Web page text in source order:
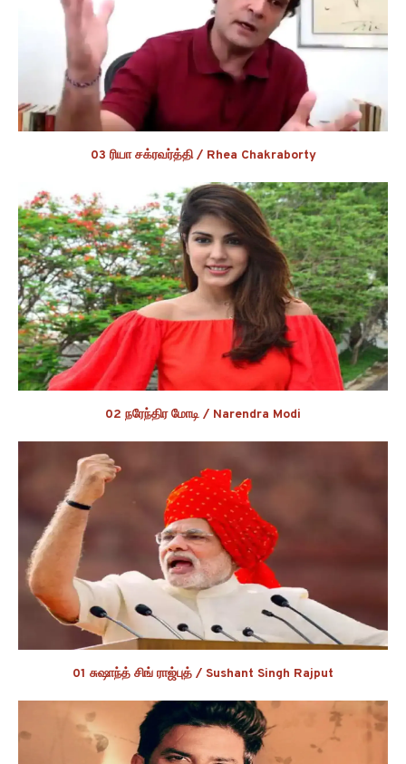
03 ரியா சக்ரவர்த்தி / Rhea Chakraborty
02 நரேந்திர மோடி / Narendra Modi
01 சுஷாந்த் சிங் ராஜ்புத் / Sushant Singh Rajput